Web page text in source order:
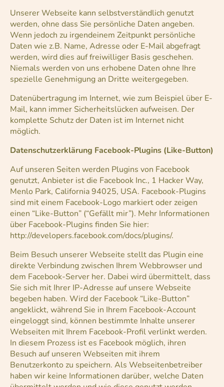
Unserer Webseite kann selbstverständlich genutzt
werden, ohne dass Sie persönliche Daten angeben.
Wenn jedoch zu irgendeinem Zeitpunkt persönliche
Daten wie z.B. Name, Adresse oder E-Mail abgefragt
werden, wird dies auf freiwilliger Basis geschehen.
Niemals werden von uns erhobene Daten ohne Ihre
spezielle Genehmigung an Dritte weitergegeben.
Datenübertragung im Internet, wie zum Beispiel über E-
Mail, kann immer Sicherheitslücken aufweisen. Der
komplette Schutz der Daten ist im Internet nicht
möglich.
Datenschutzerklärung Facebook-Plugins (Like-Button)
Auf unseren Seiten werden Plugins von Facebook
genutzt, Anbieter ist die Facebook Inc., 1 Hacker Way,
Menlo Park, California 94025, USA. Facebook-Plugins
sind mit einem Facebook-Logo markiert oder zeigen
einen “Like-Button” (“Gefällt mir”). Mehr Informationen
über Facebook-Plugins finden Sie hier:
http://developers.facebook.com/docs/plugins/.
Beim Besuch unserer Webseite stellt das Plugin eine
direkte Verbindung zwischen Ihrem Webbrowser und
dem Facebook-Server her. Dabei wird übermittelt, dass
Sie sich mit Ihrer IP-Adresse auf unsere Webseite
begeben haben. Wird der Facebook “Like-Button”
angeklickt, während Sie in Ihrem Facebook-Account
eingeloggt sind, können bestimmte Inhalte unserer
Webseiten mit Ihrem Facebook-Profil verlinkt werden.
In diesem Prozess ist es Facebook möglich, ihren
Besuch auf unseren Webseiten mit ihrem
Benutzerkonto zu speichern. Als Webseitenbetreiber
haben wir keine Informationen darüber, welche Daten